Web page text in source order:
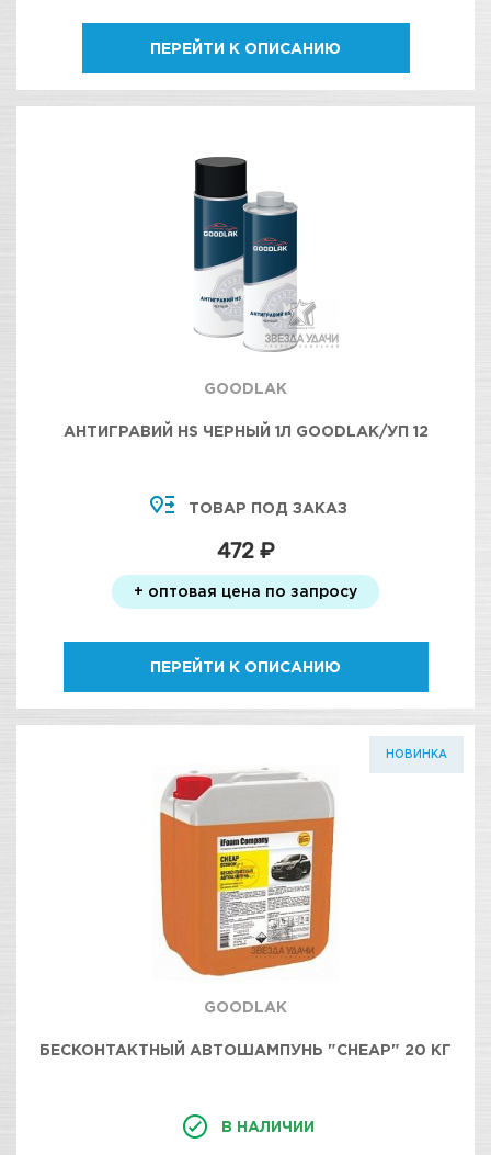
ПЕРЕЙТИ К ОПИСАНИЮ
GOODLAK
АНТИГРАВИЙ HS ЧЕРНЫЙ 1Л GOODLAK/УП 12
ТОВАР ПОД ЗАКАЗ
472 ₽
+ оптовая цена по запросу
ПЕРЕЙТИ К ОПИСАНИЮ
НОВИНКА
GOODLAK
БЕСКОНТАКТНЫЙ АВТОШАМПУНЬ "CHEAP" 20 КГ
В НАЛИЧИИ